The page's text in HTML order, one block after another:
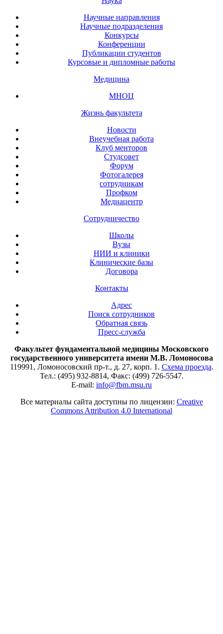
Научные направления
Научные подразделения
Конкурсы
Конференции
Публикации студентов
Курсовые и дипломные работы
Медицина
МНОЦ
Жизнь факультета
Новости
Внеучебная работа
Клуб менторов
Студсовет
Форум
Фотогалерея
сотрудникам
Профком
Медиацентр
Сотрудничество
Школы
Вузы
НИИ и клиники
Клинические базы
Договора
Контакты
Адрес
Поиск сотрудников
Обратная связь
Пресс-служба
Факультет фундаментальной медицины Московского
государственного университета имени М.В. Ломоносова
119991, Ломоносовский пр-т., д. 27, корп. 1. Схема проезда.
Тел.: (495) 932-8814, Факс: (499) 726-5547.
E-mail: info@fbm.msu.ru
Все материалы сайта доступны по лицензии: Creative
Commons Attribution 4.0 International